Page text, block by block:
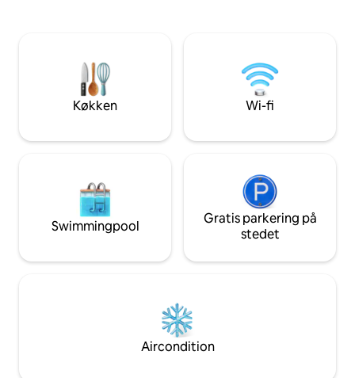
vindeltrappe fører til en terrasse med
havudsigt med liggestole, en gasgrill og
spiseplads til to. Kureret komfort,
luksuriøst liv.
støtte solenergi.
Køkken Wi-fi
Swimmingpool
Gratis parkering på
stedet
Aircondition